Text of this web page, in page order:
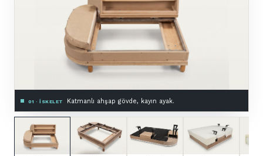
03 · MEKANIZMA & ASTAR Zemine montajlı, astarlı.